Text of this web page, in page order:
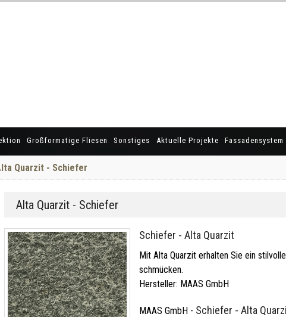
Großformatige Fliesen Sonstiges Aktuelle Projekte Fassadensystem
Quarzit - Schiefer
Alta Quarzit - Schiefer
Schiefer - Alta Quarzit
Mit Alta Quarzit erhalten Sie ein
schmücken.
Hersteller: MAAS GmbH
MAAS GmbH - Schiefer - Alta